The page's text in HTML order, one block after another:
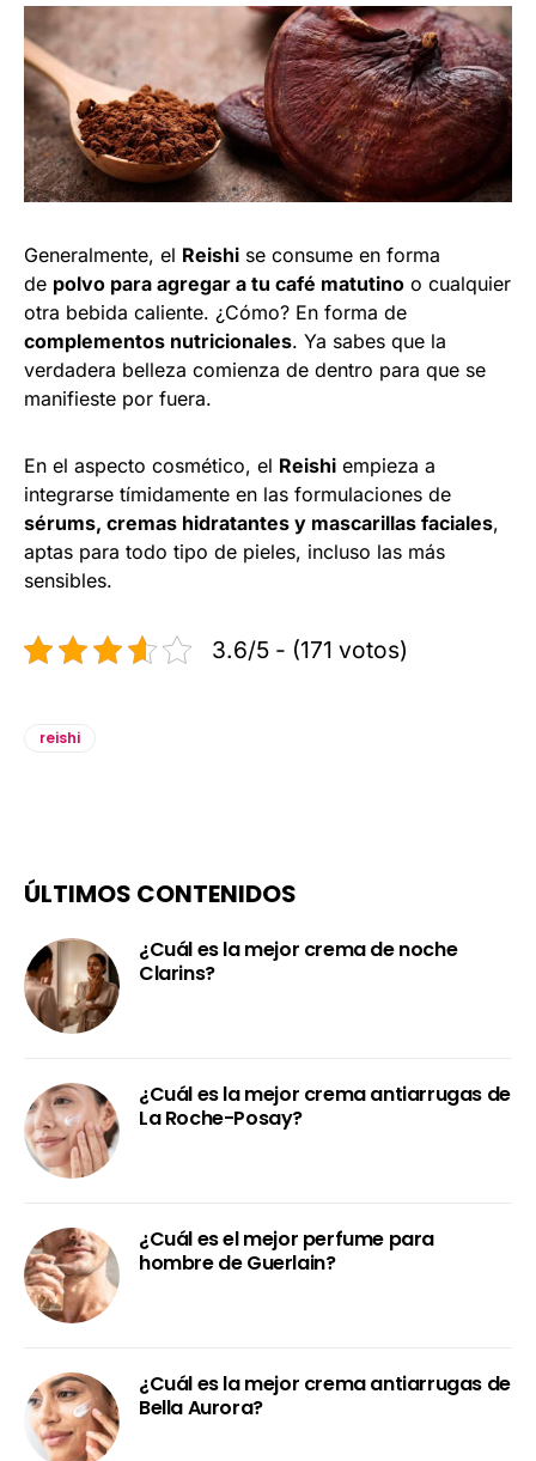
Generalmente, el Reishi se consume en forma
de polvo para agregar a tu café matutino o cualquier
otra bebida caliente. ¿Cómo? En forma de
complementos nutricionales. Ya sabes que la
verdadera belleza comienza de dentro para que se
manifieste por fuera.
En el aspecto cosmético, el Reishi empieza a
integrarse tímidamente en las formulaciones de
sérums, cremas hidratantes y mascarillas faciales,
aptas para todo tipo de pieles, incluso las más
sensibles.
3.6/5 - (171 votos)
reishi
ÚLTIMOS CONTENIDOS
¿Cuál es la mejor crema de noche
Clarins?
¿Cuál es la mejor crema antiarrugas de
La Roche-Posay?
¿Cuál es el mejor perfume para
hombre de Guerlain?
¿Cuál es la mejor crema antiarrugas de
Bella Aurora?